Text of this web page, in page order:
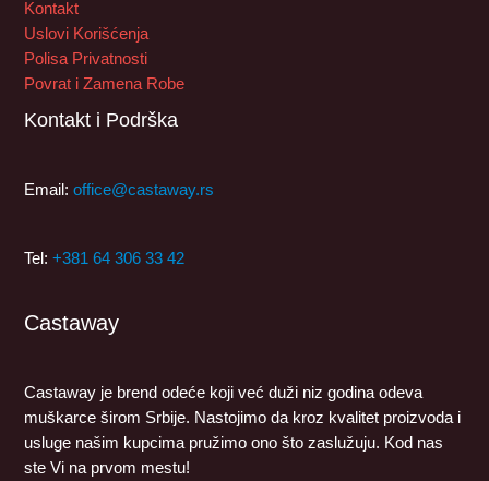
Kontakt
Uslovi Korišćenja
Polisa Privatnosti
Povrat i Zamena Robe
Kontakt i Podrška
Email:office@castaway.rs
Tel:+381 64 306 33 42
Castaway
Castaway je brend odeće koji već duži niz godina odeva
muškarce širom Srbije. Nastojimo da kroz kvalitet proizvoda i
usluge našim kupcima pružimo ono što zaslužuju. Kod nas
ste Vi na prvom mestu!